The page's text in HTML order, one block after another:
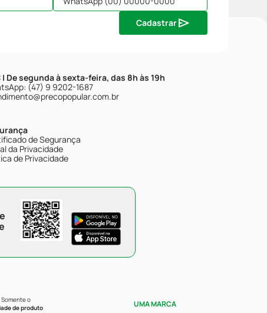
Cadastrar
| De segunda à sexta-feira, das 8h às 19h
(47) 9 9202-1687
de Segurança
da Privacidade
de Privacidade
o
de produto
UMA MARCA